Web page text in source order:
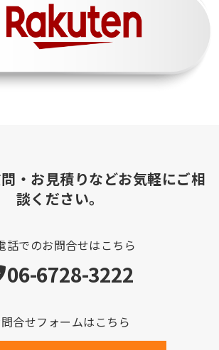
・お見積りなどお気軽にご相
談ください。
話でのお問合せはこちら
06-6728-3222
合せフォームはこちら